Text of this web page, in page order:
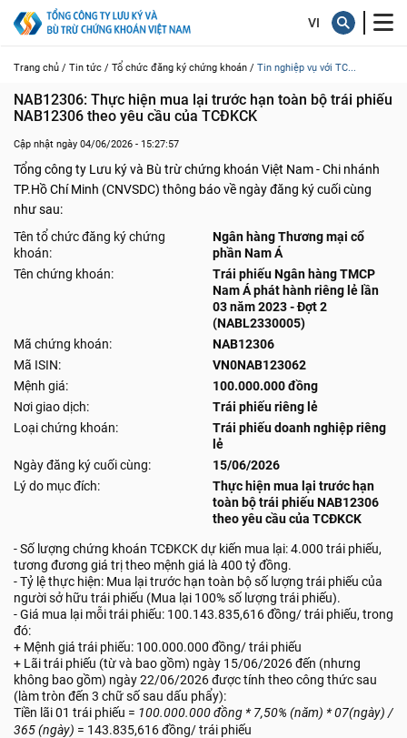
Trang chủ / Tin tức / Tổ chức đăng ký chứng khoán / Tin nghiệp vụ với TC...
NAB12306: Thực hiện mua lại trước hạn toàn bộ trái phiếu
NAB12306 theo yêu cầu của TCĐKCK
Cập nhật ngày 04/06/2026 - 15:27:57
Tổng công ty Lưu ký và Bù trừ chứng khoán Việt Nam - Chi nhánh
TP.Hồ Chí Minh (CNVSDC) thông báo về ngày đăng ký cuối cùng
như sau:
Tên tổ chức đăng ký chứng
khoán:
Ngân hàng Thương mại cổ
phần Nam Á
Tên chứng khoán:
Trái phiếu Ngân hàng TMCP
Nam Á phát hành riêng lẻ lần
03 năm 2023 - Đợt 2
(NABL2330005)
Mã chứng khoán:
NAB12306
Mã ISIN:
VN0NAB123062
Mệnh giá:
100.000.000 đồng
Nơi giao dịch:
Trái phiếu riêng lẻ
Loại chứng khoán:
Trái phiếu doanh nghiệp riêng
lẻ
Ngày đăng ký cuối cùng:
15/06/2026
Lý do mục đích:
Thực hiện mua lại trước hạn
toàn bộ trái phiếu NAB12306
theo yêu cầu của TCĐKCK
- Số lượng chứng khoán TCĐKCK dự kiến mua lại: 4.000 trái phiếu,
tương đương giá trị theo mệnh giá là 400 tỷ đồng.
- Tỷ lệ thực hiện: Mua lại trước hạn toàn bộ số lượng trái phiếu của
người sở hữu trái phiếu (Mua lại 100% số lượng trái phiếu).
- Giá mua lại mỗi trái phiếu: 100.143.835,616 đồng/ trái phiếu, trong
đó:
+ Mệnh giá trái phiếu: 100.000.000 đồng/ trái phiếu
+ Lãi trái phiếu (từ và bao gồm) ngày 15/06/2026 đến (nhưng
không bao gồm) ngày 22/06/2026 được tính theo công thức sau
(làm tròn đến 3 chữ số sau dấu phẩy):
Tiền lãi 01 trái phiếu = 100.000.000đồng *7,50% (năm) * 07(ngày) /
365 (ngày) = 143.835,616 đồng/ trái phiếu